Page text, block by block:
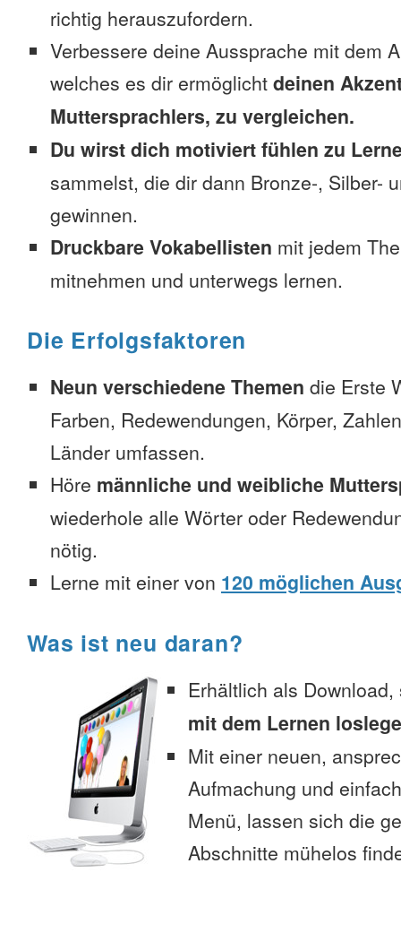
richtig herauszufordern.
Verbessere deine Aussprache mit dem
welches es dir ermöglicht deinen
Muttersprachlers, zu vergleichen.
Du wirst dich motiviert fühlen zu
sammelst, die dir dann Bronze-, Silber-
gewinnen.
Druckbare Vokabellisten mit jedem
mitnehmen und unterwegs lernen.
Die Erfolgsfaktoren
Neun verschiedene Themen die Erste
Farben, Redewendungen, Körper,
Länder umfassen.
Höre männliche und weibliche
wiederhole alle Wörter oder
nötig.
Lerne mit einer von 120 möglichen
Was ist neu daran?
Erhältlich als
mit dem Lernen
Mit einer neuen,
Aufmachung und
Menü, lassen sich die
Abschnitte mühelos